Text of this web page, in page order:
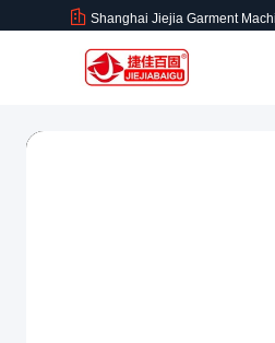
Shanghai Jiejia Garment